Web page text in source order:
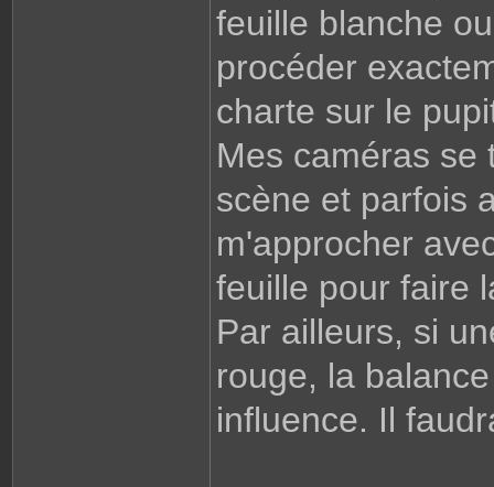
feuille blanche
procéder
charte sur le
Mes caméras se
scène et parfois
m'approcher
feuille pour faire
Par ailleurs, si
rouge, la
influence. Il